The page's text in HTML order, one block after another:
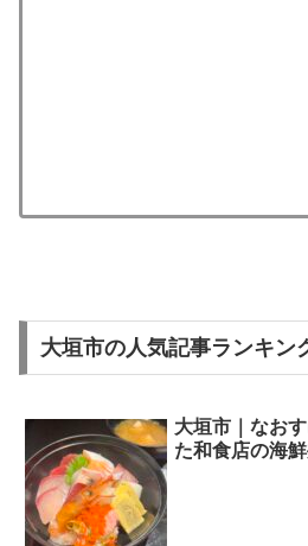
大垣市の人気記事ランキン
大垣市｜なお
た和食店の海鮮